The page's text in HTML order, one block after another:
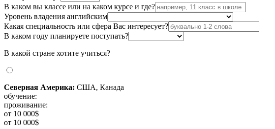
В каком вы классе или на каком курсе и где?
Уровень владения английским
Какая специальность или сфера Вас интересует?
В каком году планируете поступать?
В какой стране хотите учиться?
Северная Америка: США, Канада
обучение:
проживание:
от 10 000$
от 10 000$